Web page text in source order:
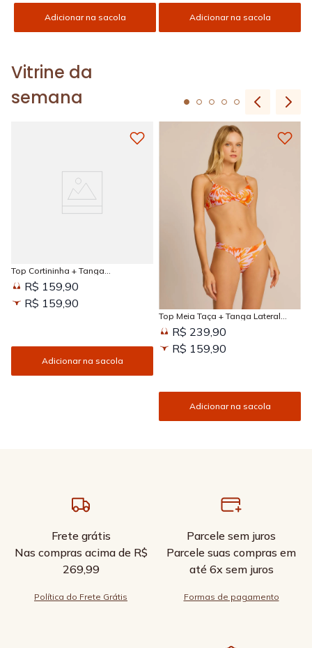
Adicionar na sacola Adicionar na sacola
Vitrine da
semana
Top Cortininha + Tanga
Amarradinha Estampada Sun
KissedR$ 159,90
R$ 159,90
Adicionar na sacola
Top Meia Taça + Tanga Lateral
Larga Estampada Sun Kissed
R$ 239,90
R$ 159,90
Adicionar na sacola
Frete grátis
Nas compras acima de R$
269,99
Política do Frete Grátis
Parcele sem juros
Parcele suas compras em
até 6x sem juros
Formas de pagamento